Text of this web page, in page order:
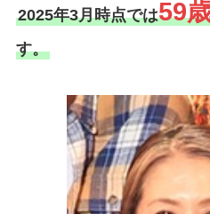
2025年3月時点では59
す。